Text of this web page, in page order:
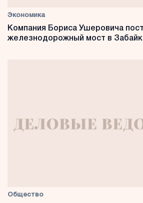
Экономика
Компания Бориса Ушеровича
железнодорожный мост в
Общество